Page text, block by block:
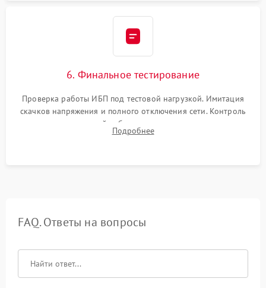
6. Финальное тестирование
Проверка работы ИБП под тестовой нагрузкой. Имитация
скачков напряжения и полного отключения сети. Контроль
времени автономной работы, температурного режима и
корректности формы выходного сигнала.
Подробнее
FAQ. Ответы на вопросы